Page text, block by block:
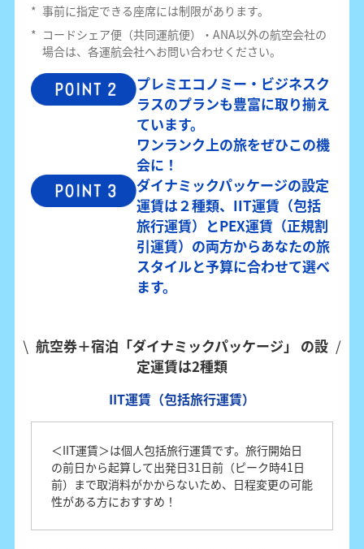
* 事前に指定できる座席には制限があります。
* コードシェア便（共同運航便）・ANA以外の航空会社の
場合は、各運航会社へお問い合わせください。
プレミエコノミー・ビジネスク
ラスのプランも豊富に取り揃え
ています。
ワンランク上の旅をぜひこの機
会に！
ダイナミックパッケージの設定
運賃は２種類、IIT運賃（包括
旅行運賃）とPEX運賃（正規割
引運賃）の両方からあなたの旅
スタイルと予算に合わせて選べ
ます。
航空券＋宿泊「ダイナミックパッケージ」 の設
定運賃は2種類
IIT運賃（包括旅行運賃）
＜IIT運賃＞は個人包括旅行運賃です。旅行開始日
の前日から起算して出発日31日前（ピーク時41日
前）まで取消料がかからないため、日程変更の可能
性がある方におすすめ！